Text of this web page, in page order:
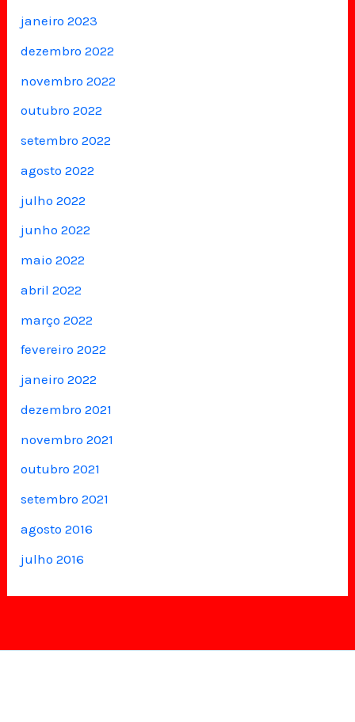
janeiro 2023
dezembro 2022
novembro 2022
outubro 2022
setembro 2022
agosto 2022
julho 2022
junho 2022
maio 2022
abril 2022
março 2022
fevereiro 2022
janeiro 2022
dezembro 2021
novembro 2021
outubro 2021
setembro 2021
agosto 2016
julho 2016